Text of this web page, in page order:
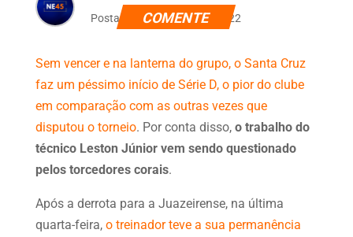
Postado dia 7 de maio de 2022
COMENTE
Sem vencer e na lanterna do grupo, o Santa Cruz
faz um péssimo início de Série D, o pior do clube
em comparação com as outras vezes que
disputou o torneio. Por conta disso, o trabalho do
técnico Leston Júnior vem sendo questionado
pelos torcedores corais.
Após a derrota para a Juazeirense, na última
quarta-feira, o treinador teve a sua permanência